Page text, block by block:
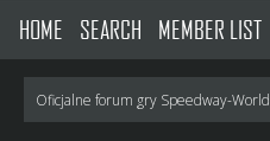
HOME SEARCH MEMBER LIST
Oficjalne forum gry Speedway-World